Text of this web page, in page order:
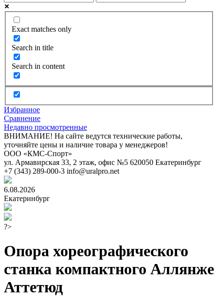
Exact matches only
Search in title
Search in content
Избранное
Сравнение
Недавно просмотренные
ВНИМАНИЕ! На сайте ведутся технические работы,
уточняйте цены и наличие товара у менеджеров!
ООО «КМС-Спорт»
ул. Армавирская 33, 2 этаж, офис №5 620050 Екатеринбург
+7 (343) 289-000-3 info@uralpro.net
6.08.2026
Екатеринбург
?>
Опора хореографического
станка компактного Аллянже
Аттетюд